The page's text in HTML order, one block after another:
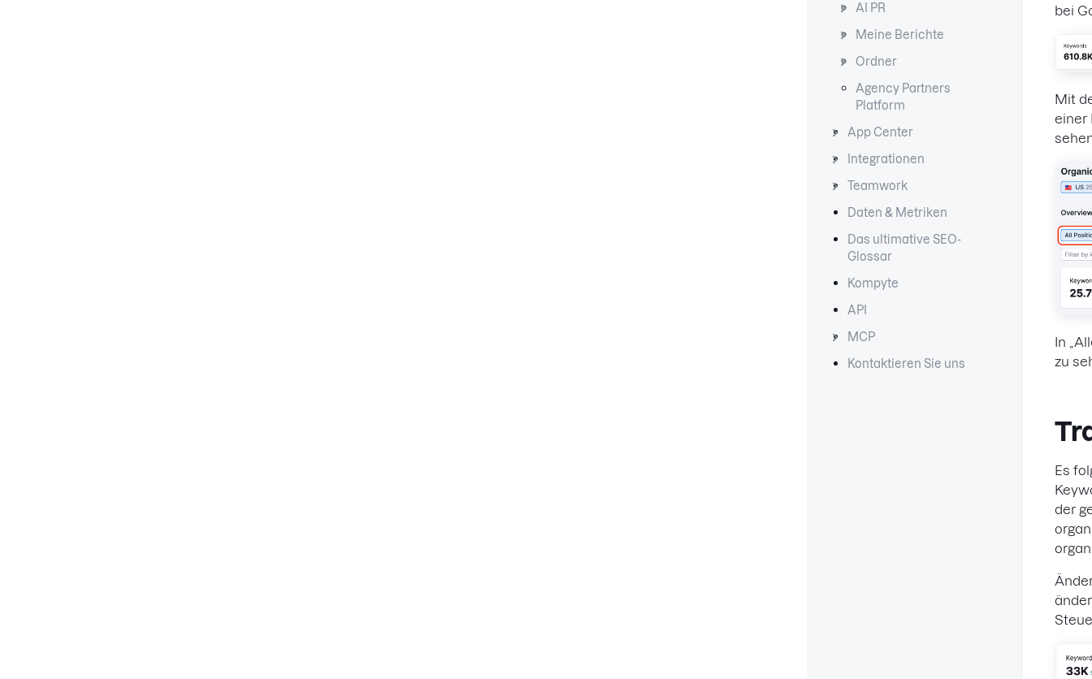
AI PR
Meine Berichte
Ordner
Agency Partners
Platform
App Center
Integrationen
Teamwork
Daten & Metriken
Das ultimative SEO-
Glossar
Kompyte
API
MCP
Kontaktieren Sie uns
bei
Mit
einer
In
zu
Es
der